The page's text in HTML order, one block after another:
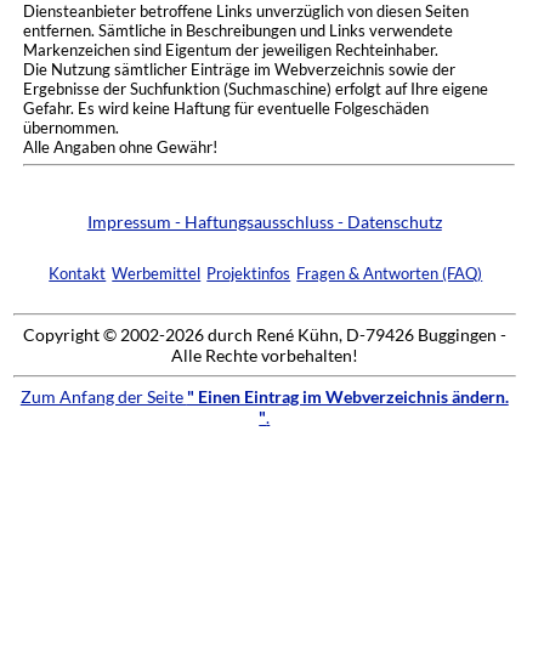
Diensteanbieter betroffene Links unverzüglich von diesen Seiten
entfernen. Sämtliche in Beschreibungen und Links verwendete
Markenzeichen sind Eigentum der jeweiligen Rechteinhaber.
Die Nutzung sämtlicher Einträge im Webverzeichnis sowie der
Ergebnisse der Suchfunktion (Suchmaschine) erfolgt auf Ihre eigene
Gefahr. Es wird keine Haftung für eventuelle Folgeschäden
übernommen.
Alle Angaben ohne Gewähr!
Impressum - Haftungsausschluss - Datenschutz
Kontakt Werbemittel Projektinfos Fragen & Antworten (FAQ)
Copyright © 2002-2026 durch René Kühn, D-79426 Buggingen -
Alle Rechte vorbehalten!
Zum Anfang der Seite " Einen Eintrag im Webverzeichnis ändern.
".